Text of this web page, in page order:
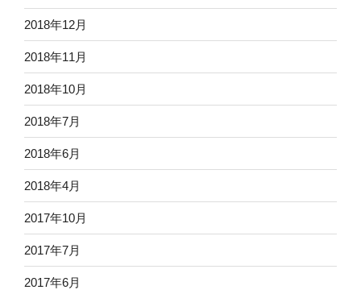
2018年12月
2018年11月
2018年10月
2018年7月
2018年6月
2018年4月
2017年10月
2017年7月
2017年6月